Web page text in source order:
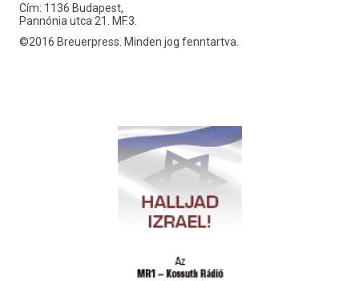
Cím: 1136 Budapest,
Pannónia utca 21. MF.3.
©2016 Breuerpress. Minden jog fenntartva.